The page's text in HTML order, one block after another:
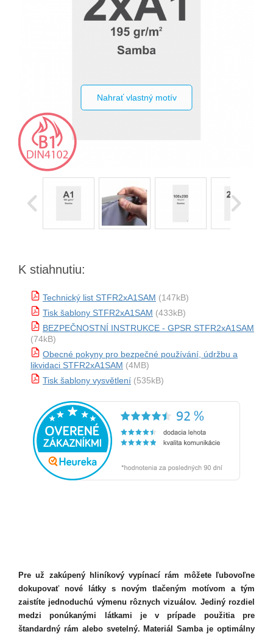
Nahrať vlastný motív
K stiahnutiu:
Technický list STFR2xA1SAM (147kB)
Tisk šablony STFR2xA1SAM (433kB)
BEZPEČNOSTNÍ INSTRUKCE - GPSR STFR2xA1SAM
(74kB)
Obecné pokyny pro bezpečné používání, údržbu a
likvidaci STFR2xA1SAM (4MB)
Tisk šablony vysvětlení (535kB)
Pre už zakúpený hliníkový vypínací rám môžete ľubovoľne
dokupovať nové látky s novým tlačeným motívom a tým
zaistíte jednoduchú výmenu rôznych vizuálov. Jediný rozdiel
medzi ponúkanými látkami je v prípade použitia pre
štandardný rám alebo svetelný. Materiál Samba je optimálny